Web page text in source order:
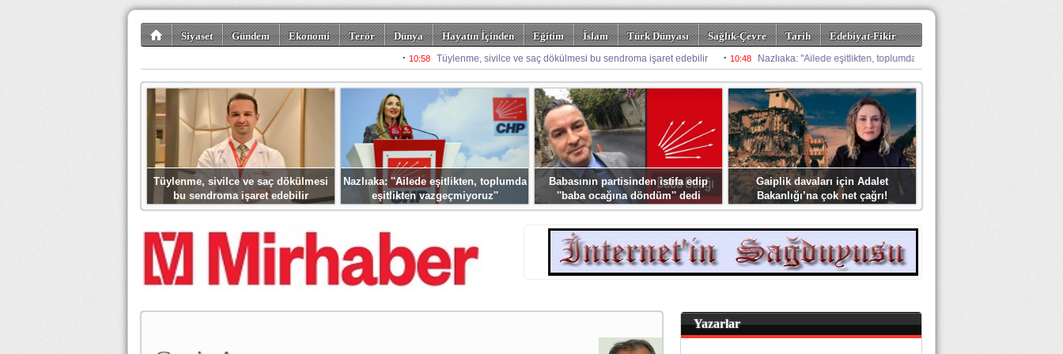
Siyaset Gündem Ekonomi Terör Dünya Hayatın İçinden Eğitim İslam Türk Dünyası Sağlık-Çevre Tarih
Edebiyat-Fikir
Spor Misafir Kalem Foto Galeriler
Tüylenme, sivilce ve saç dökülmesi
bu sendroma işaret edebilir
Nazlıaka: ''Ailede eşitlikten, toplumda
eşitlikten vazgeçmiyoruz''
Babasının partisinden istifa edip
''baba ocağına döndüm'' dedi
Gaiplik davaları için Adalet
Bakanlığı’na çok net çağrı!
Yazarlar